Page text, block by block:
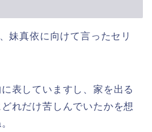
妹真依に向けて言ったセリ
表していますし、家を出る
れだけ苦しんでいたかを想